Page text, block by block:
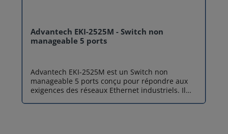
Advantech EKI-2525M - Switch non
manageable 5 ports
Advantech EKI-2525M est un Switch non
manageable 5 ports conçu pour répondre aux
exigences des réseaux Ethernet industriels. Il